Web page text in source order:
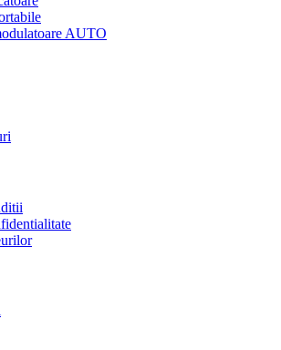
AUTO